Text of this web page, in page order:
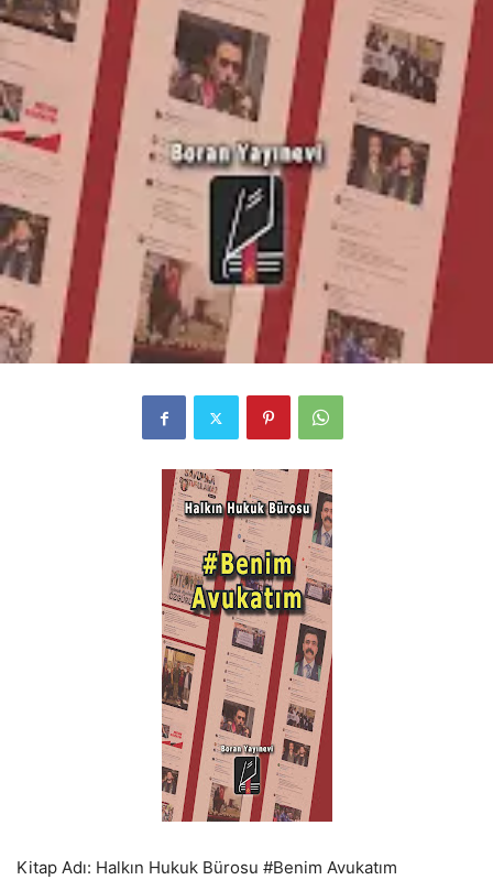
Kitap Adı: Halkın Hukuk Bürosu #Benim Avukatım